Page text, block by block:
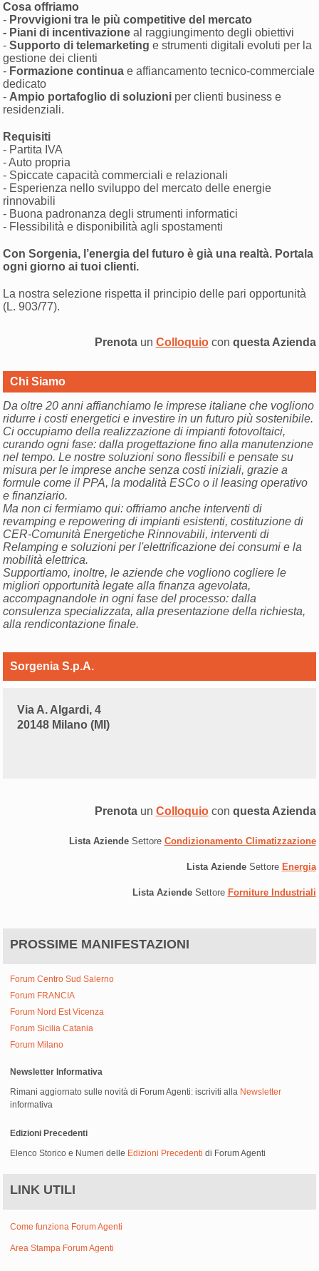
Cosa offriamo
- Provvigioni tra le più competitive del mercato
- Piani di incentivazione al raggiungimento degli obiettivi
-Supporto di telemarketing e strumenti digitali evoluti per la
gestione dei clienti
- Formazione continua e affiancamento tecnico-commerciale
dedicato
- Ampio portafoglio di soluzioni per clienti business e
residenziali.
Requisiti
- Partita IVA
- Auto propria
- Spiccate capacità commerciali e relazionali
- Esperienza nello sviluppo del mercato delle energie
rinnovabili
- Buona padronanza degli strumenti informatici
- Flessibilità e disponibilità agli spostamenti
Con Sorgenia, l’energia del futuro è già una realtà. Portala
ogni giorno ai tuoi clienti.
La nostra selezione rispetta il principio delle pari opportunità
(L. 903/77).
Prenotaun Colloquiocon questa Azienda
Chi Siamo
Da oltre 20 anni affianchiamo le imprese italiane che vogliono
ridurre i costi energetici e investire in un futuro più sostenibile.
Ci occupiamo della realizzazione di impianti fotovoltaici,
curando ogni fase: dalla progettazione fino alla manutenzione
nel tempo. Le nostre soluzioni sono flessibili e pensate su
misura per le imprese anche senza costi iniziali, grazie a
formule come il PPA, la modalità ESCo o il leasing operativo
e finanziario.
Ma non ci fermiamo qui: offriamo anche interventi di
revamping e repowering di impianti esistenti, costituzione di
CER-Comunità Energetiche Rinnovabili, interventi di
Relamping e soluzioni per l'elettrificazione dei consumi e la
mobilità elettrica.
Supportiamo, inoltre, le aziende che vogliono cogliere le
migliori opportunità legate alla finanza agevolata,
accompagnandole in ogni fase del processo: dalla
consulenza specializzata, alla presentazione della richiesta,
alla rendicontazione finale.
Sorgenia S.p.A.
Via A. Algardi, 4
20148 Milano (MI)
Prenotaun Colloquiocon questa Azienda
Lista AziendeSettore Condizionamento Climatizzazione
Lista AziendeSettore Energia
Lista AziendeSettore Forniture Industriali
PROSSIME MANIFESTAZIONI
Forum Centro Sud Salerno
Forum FRANCIA
Forum Nord Est Vicenza
Forum Sicilia Catania
Forum Milano
Newsletter Informativa
Rimani aggiornato sulle novità di Forum Agenti: iscriviti alla Newsletter
informativa
Edizioni Precedenti
Elenco Storico e Numeri delle Edizioni Precedenti di Forum Agenti
LINK UTILI
Come funziona Forum Agenti
Area Stampa Forum Agenti